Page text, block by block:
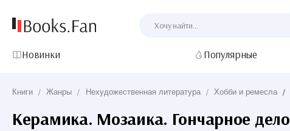
Новинки Популярные
Книги / Жанры / Нехудожественная литература / Хобби и ремесла /
Керамика. Мозаика. Гончарное дело